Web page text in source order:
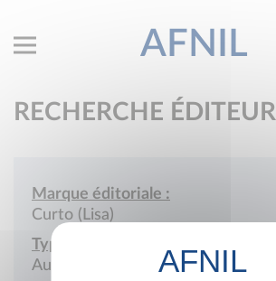
AFNIL
RECHERCHE ÉDITEUR
Marque éditoriale :
Curto (Lisa)
Type de société :
Auto-édition